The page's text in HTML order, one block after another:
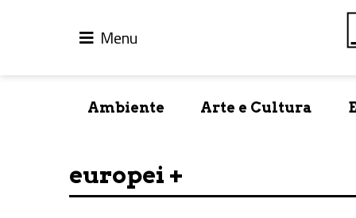
Menu
Ambiente Arte e Cultura
europei +